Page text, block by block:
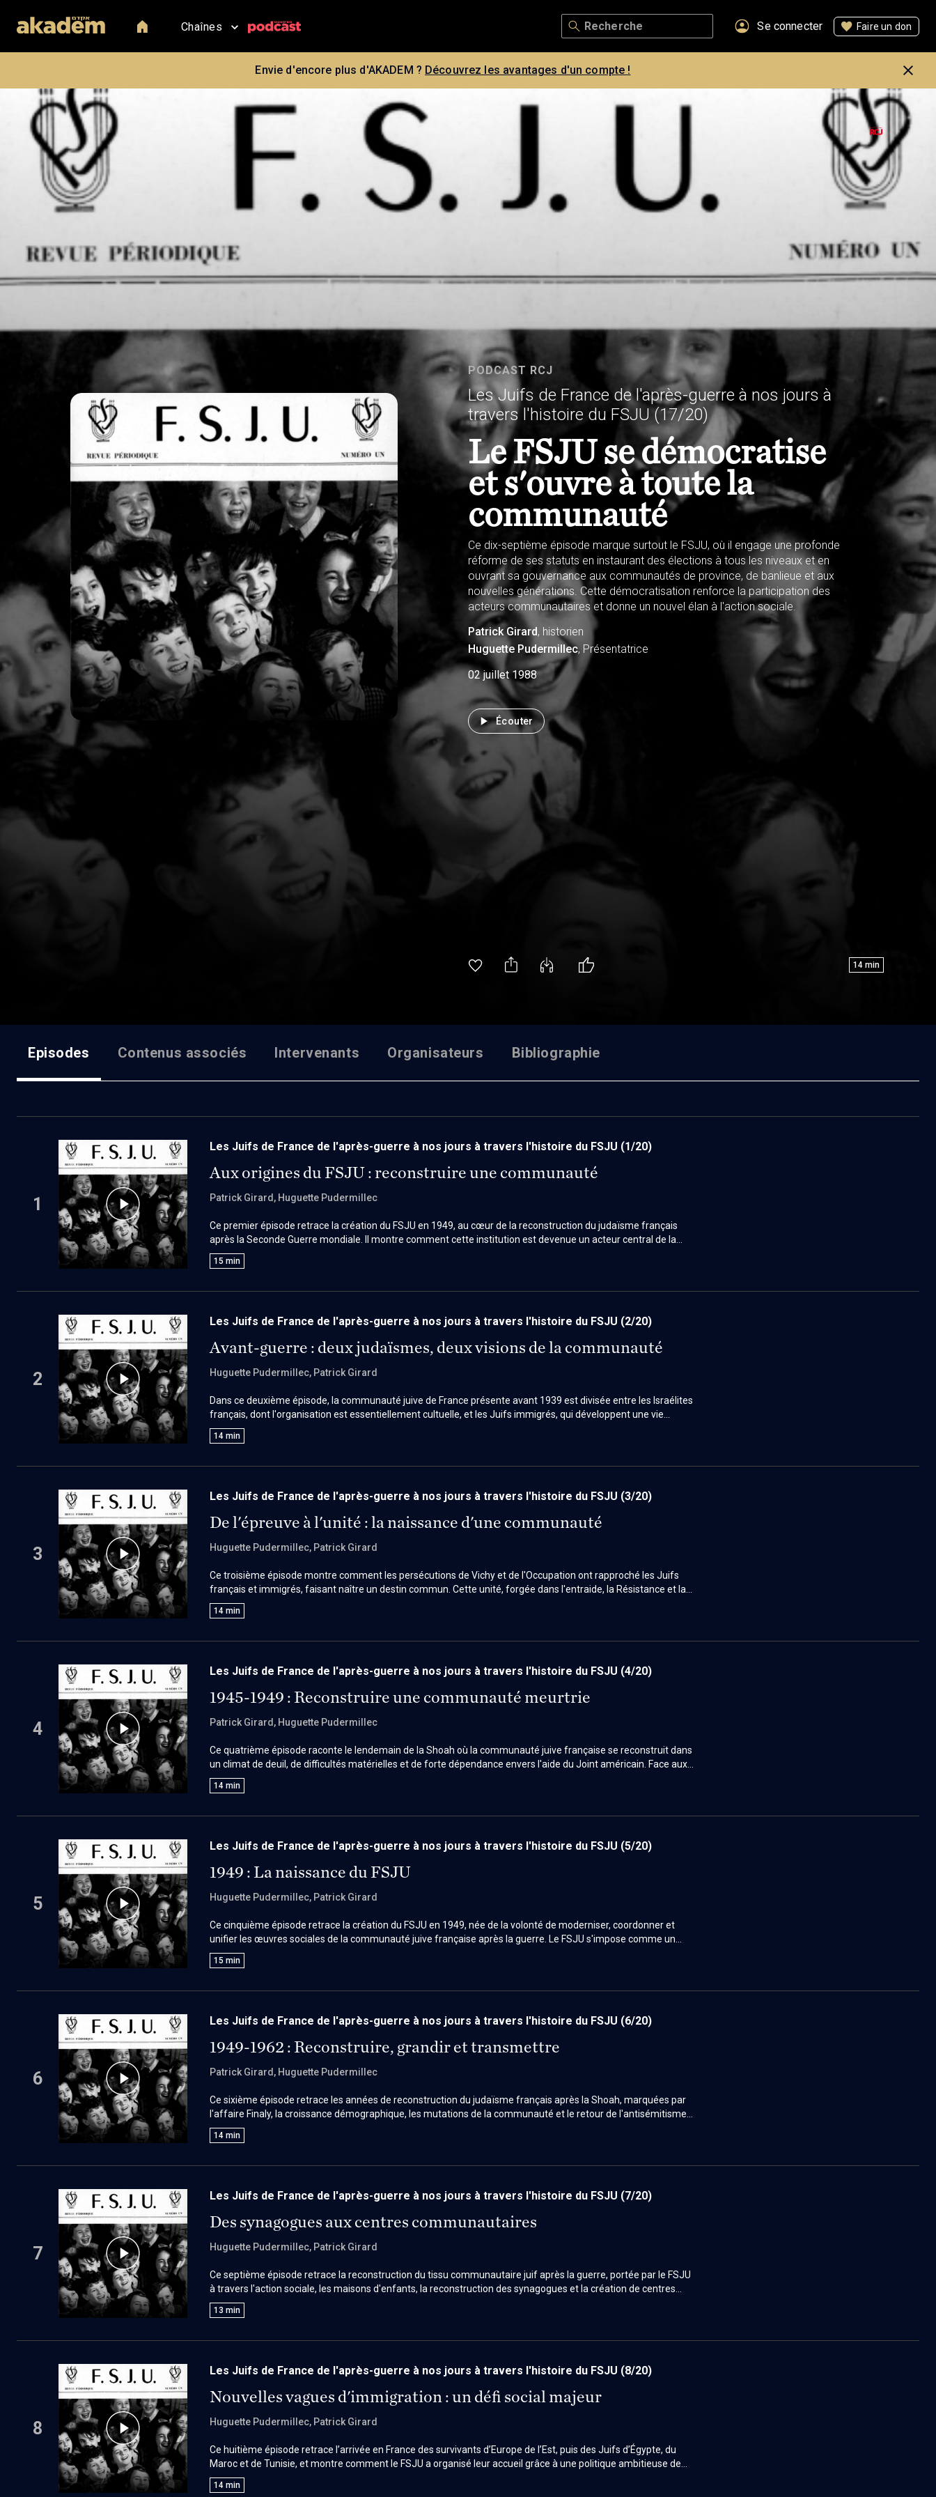
Chaînes Se connecter Faire un don
Envie d'encore plus d'AKADEM ? Découvrez les avantages d'un compte !
PODCAST RCJ
Les Juifs de France de l'après-guerre à nos jours à
travers l'histoire du FSJU (17/20)
Le FSJU se démocratise
et s'ouvre à toute la
communauté
Ce dix-septième épisode marque surtout le FSJU, où il engage une profonde
réforme de ses statuts en instaurant des élections à tous les niveaux et en
ouvrant sa gouvernance aux communautés de province, de banlieue et aux
nouvelles générations. Cette démocratisation renforce la participation des
acteurs communautaires et donne un nouvel élan à l'action sociale.
Patrick Girard, historien
Huguette Pudermillec, Présentatrice
02 juillet 1988
Écouter
14 min
Episodes Contenus associés Intervenants Organisateurs Bibliographie
1
Les Juifs de France de l'après-guerre à nos jours à travers l'histoire du FSJU (1/20)
Aux origines du FSJU : reconstruire une communauté
Patrick Girard , Huguette Pudermillec
Ce premier épisode retrace la création du FSJU en 1949, au cœur de la reconstruction du judaïsme français
après la Seconde Guerre mondiale. Il montre comment cette institution est devenue un acteur central de la
solidarité et de l'organisation communautaire.
15 min
2
Les Juifs de France de l'après-guerre à nos jours à travers l'histoire du FSJU (2/20)
Avant-guerre : deux judaïsmes, deux visions de la communauté
Huguette Pudermillec, Patrick Girard
Dans ce deuxième épisode, la communauté juive de France présente avant 1939 est divisée entre les Israélites
français, dont l'organisation est essentiellement cultuelle, et les Juifs immigrés, qui développent une vie
communautaire fondée sur la solidarité, les réseaux d'entraide et les sociétés d'originaires. Cette dualité,
marquée par des tensions et des conceptions différentes de l'identité juive, constitue le contexte dans lequel
14 min
3
Les Juifs de France de l'après-guerre à nos jours à travers l'histoire du FSJU (3/20)
De l'épreuve à l'unité : la naissance d'une communauté
Huguette Pudermillec, Patrick Girard
Ce troisième épisode montre comment les persécutions de Vichy et de l'Occupation ont rapproché les Juifs
français et immigrés, faisant naître un destin commun. Cette unité, forgée dans l'entraide, la Résistance et la
clandestinité, aboutit à la création du CRIF en 1943, prélude à la reconstruction communautaire d'après-guerre.
14 min
4
Les Juifs de France de l'après-guerre à nos jours à travers l'histoire du FSJU (4/20)
1945-1949 : Reconstruire une communauté meurtrie
Patrick Girard , Huguette Pudermillec
Ce quatrième épisode raconte le lendemain de la Shoah où la communauté juive française se reconstruit dans
un climat de deuil, de difficultés matérielles et de forte dépendance envers l'aide du Joint américain. Face aux
nouveaux défis de l'après-guerre et à la création de l'État d'Israël, la nécessité d'unifier les structures
communautaires conduit à la création du FSJU en 1949.
14 min
5
Les Juifs de France de l'après-guerre à nos jours à travers l'histoire du FSJU (5/20)
1949 : La naissance du FSJU
Huguette Pudermillec, Patrick Girard
Ce cinquième épisode retrace la création du FSJU en 1949, née de la volonté de moderniser, coordonner et
unifier les œuvres sociales de la communauté juive française après la guerre. Le FSJU s'impose comme un
organisme fédérateur chargé de collecter et répartir les fonds, tout en redéfinissant l'organisation
communautaire aux côtés du Consistoire.
15 min
6
Les Juifs de France de l'après-guerre à nos jours à travers l'histoire du FSJU (6/20)
1949-1962 : Reconstruire, grandir et transmettre
Patrick Girard , Huguette Pudermillec
Ce sixième épisode retrace les années de reconstruction du judaïsme français après la Shoah, marquées par
l'affaire Finaly, la croissance démographique, les mutations de la communauté et le retour de l'antisémitisme
avec le poujadisme. Il évoque également le rôle des institutions communautaires et l'arrivée de Jacob Kaplan
au grand rabbinat.
14 min
7
Les Juifs de France de l'après-guerre à nos jours à travers l'histoire du FSJU (7/20)
Des synagogues aux centres communautaires
Huguette Pudermillec, Patrick Girard
Ce septième épisode retrace la reconstruction du tissu communautaire juif après la guerre, portée par le FSJU
à travers l'action sociale, les maisons d'enfants, la reconstruction des synagogues et la création de centres
communautaires. Grâce aux réparations allemandes et au soutien du Joint, ces infrastructures prépareront
l'accueil et l'intégration des Juifs d'Afrique du Nord, transformant durablement le judaïsme français.
13 min
8
Les Juifs de France de l'après-guerre à nos jours à travers l'histoire du FSJU (8/20)
Nouvelles vagues d'immigration : un défi social majeur
Huguette Pudermillec, Patrick Girard
Ce huitième épisode retrace l’arrivée en France des survivants d’Europe de l’Est, puis des Juifs d’Égypte, du
Maroc et de Tunisie, et montre comment le FSJU a organisé leur accueil grâce à une politique ambitieuse de
logement, d’insertion professionnelle et d’accompagnement social. Ces migrations ont profondément
transformé le visage du judaïsme français et contribué à l’émergence d’une nouvelle identité communautaire.
14 min